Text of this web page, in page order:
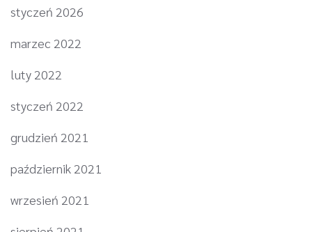
styczeń 2026
marzec 2022
luty 2022
styczeń 2022
grudzień 2021
październik 2021
wrzesień 2021